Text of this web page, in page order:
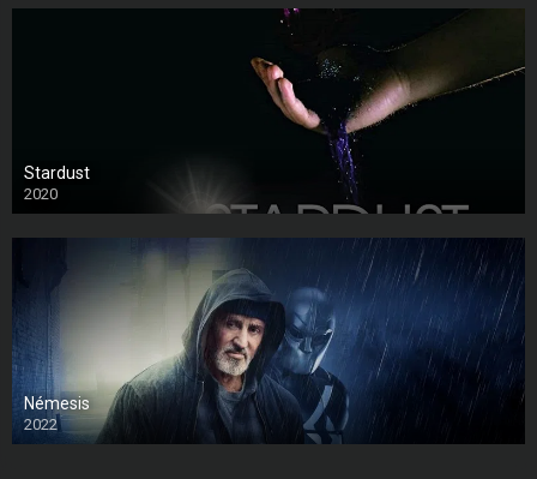
Stardust
2020
Némesis
2022